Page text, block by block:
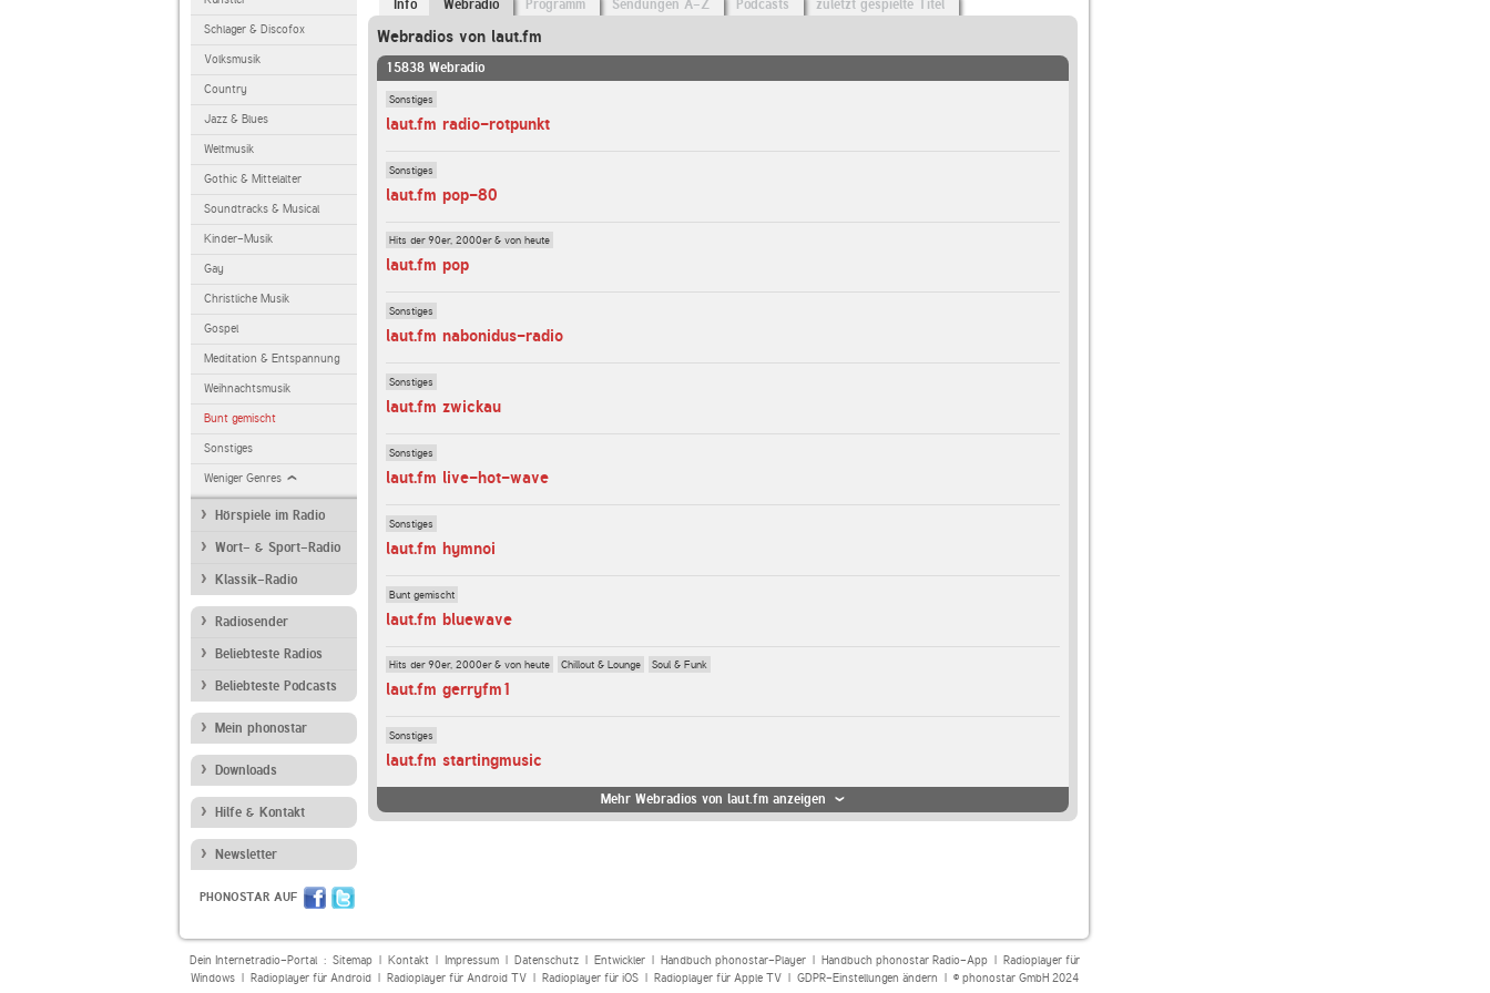
Schlager & Discofox
Volksmusik
Country
Jazz & Blues
Weltmusik
Gothic & Mittelalter
Soundtracks & Musical
Kinder-Musik
Gay
Christliche Musik
Gospel
Meditation & Entspannung
Weihnachtsmusik
Bunt gemischt
Sonstiges
Weniger Genres
Hörspiele im Radio
Wort- & Sport-Radio
Klassik-Radio
Radiosender
Beliebteste Radios
Beliebteste Podcasts
Mein phonostar
Downloads
Hilfe & Kontakt
Newsletter
PHONOSTAR AUF
Info Webradio Programm Sendungen A-Z Podcasts zuletzt gespielte Titel
Webradios von laut.fm
15838 Webradio
Sonstiges
laut.fm radio-rotpunkt
Sonstiges
laut.fm pop-80
Hits der 90er, 2000er & von heute
laut.fm pop
Sonstiges
laut.fm nabonidus-radio
Sonstiges
laut.fm zwickau
Sonstiges
laut.fm live-hot-wave
Sonstiges
laut.fm hymnoi
Bunt gemischt
laut.fm bluewave
Hits der 90er, 2000er & von heute Chillout & Lounge Soul & Funk
laut.fm gerryfm1
Sonstiges
laut.fm startingmusic
Mehr Webradios von laut.fm anzeigen
Dein Internetradio-Portal : Sitemap| Kontakt| Impressum| Datenschutz| Entwickler| Handbuch phonostar-Player| Handbuch phonostar Radio-App| Radioplayer für
Windows| Radioplayer für Android| Radioplayer für Android TV| Radioplayer für iOS| Radioplayer für Apple TV| GDPR-Einstellungen ändern | © phonostar GmbH 2024